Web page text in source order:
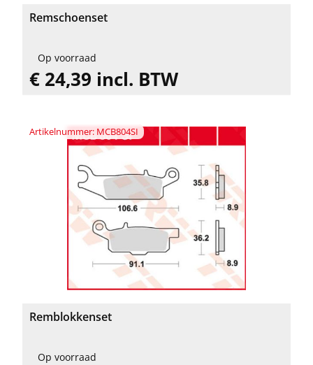
Remschoenset
Op voorraad
€ 24,39 incl. BTW
Artikelnummer: MCB804SI
Remblokkenset
Op voorraad